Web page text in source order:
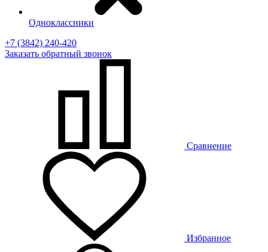
Одноклассники
+7 (3842) 240-420
Заказать обратный звонок
Сравнение
Избранное